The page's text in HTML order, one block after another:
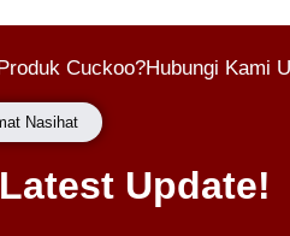
Cuckoo?Hubungi Kami
Nasihat
Update!